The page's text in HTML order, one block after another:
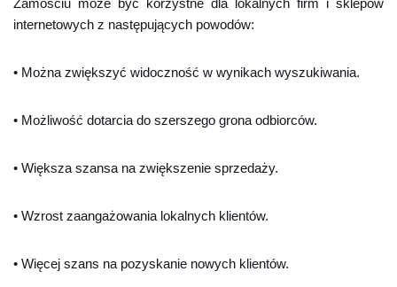
Zamościu może być korzystne dla lokalnych firm i sklepów
internetowych z następujących powodów:
• Można zwiększyć widoczność w wynikach wyszukiwania.
• Możliwość dotarcia do szerszego grona odbiorców.
• Większa szansa na zwiększenie sprzedaży.
• Wzrost zaangażowania lokalnych klientów.
• Więcej szans na pozyskanie nowych klientów.